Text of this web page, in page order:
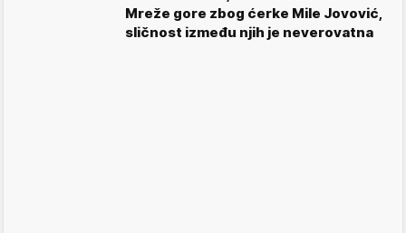
Mreže gore zbog ćerke Mile Jovović,
sličnost između njih je neverovatna